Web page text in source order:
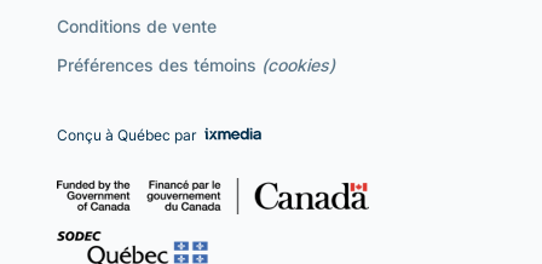
Conditions de vente
Préférences des témoins (cookies)
Conçu à Québec par